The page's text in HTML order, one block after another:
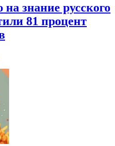
знание русского
81 процент